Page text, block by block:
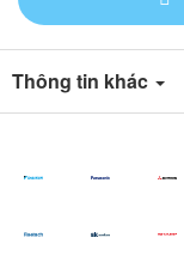
Thông tin khác